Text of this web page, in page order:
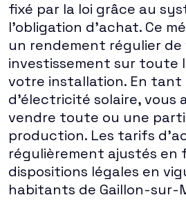
fixé par la loi grâce au
l'obligation d'achat. Ce
un rendement régulier
investissement sur toute
votre installation. En
d'électricité solaire, vous
vendre toute ou une
production. Les tarifs
régulièrement ajustés en
dispositions légales en
habitants de Gaillon-